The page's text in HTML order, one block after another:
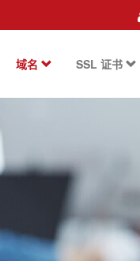
域名 SSL 证书